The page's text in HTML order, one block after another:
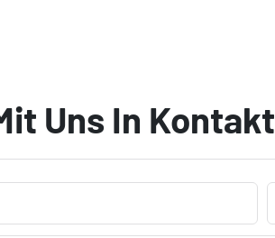
Uns In Kontakt